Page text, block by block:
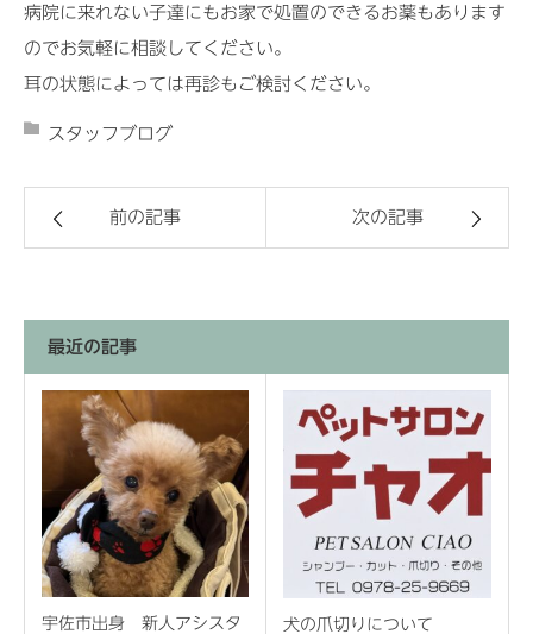
病院に来れない子達にもお家で処置のできるお薬もあります
のでお気軽に相談してください。
耳の状態によっては再診もご検討ください。
スタッフブログ
前の記事 次の記事
最近の記事
宇佐市出身 新人アシスタ
犬の爪切りについて